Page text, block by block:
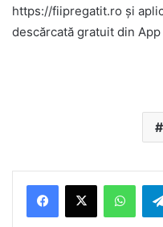
https://fiipregatit.ro și
descărcată gratuit din